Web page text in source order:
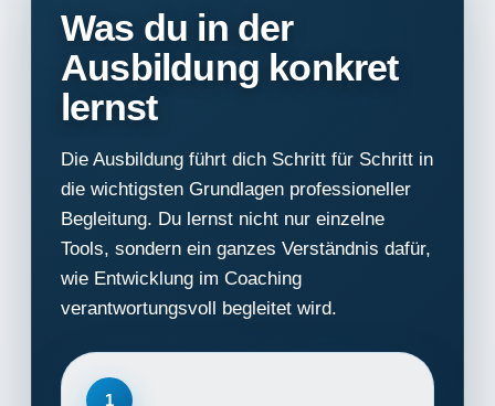
Was du in der
Ausbildung konkret
lernst
Die Ausbildung führt dich Schritt für Schritt in
die wichtigsten Grundlagen professioneller
Begleitung. Du lernst nicht nur einzelne
Tools, sondern ein ganzes Verständnis dafür,
wie Entwicklung im Coaching
verantwortungsvoll begleitet wird.
1